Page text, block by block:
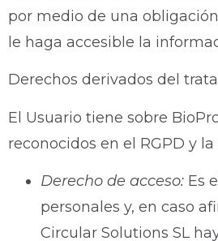
por medio de una
le haga accesible la
Derechos derivados del
El Usuario tiene sobre
reconocidos en el RGPD y
Derecho de acceso: Es
personales y, en caso
Circular Solutions SL